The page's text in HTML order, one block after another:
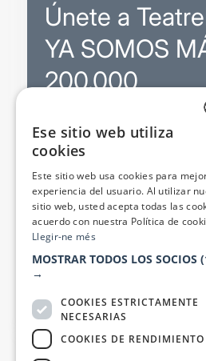
Únete a
YA SOMOS
200.000
Promociones
Boletines de
Valora espectáculos
Canal oficial de venta
Ese sitio web utiliza
cookies
Este sitio web usa cookies para
experiencia del usuario. Al utilizar
sitio web, usted acepta todas las
acuerdo con nuestra Política de
Llegir-ne més
MOSTRAR TODOS LOS SOCIOS
→
COOKIES ESTRICTAMENTE
NECESARIAS
COOKIES DE RENDIMIENTO